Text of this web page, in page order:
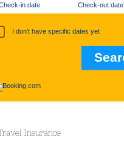
in date Check-out date
I don't have specific dates yet
Insurance